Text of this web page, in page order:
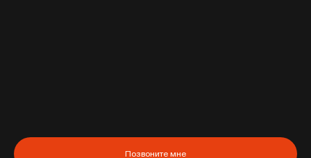
Позвоните мне